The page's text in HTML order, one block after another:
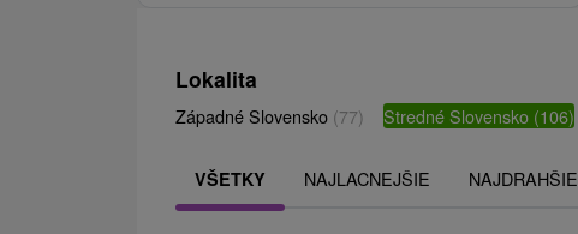
Lokalita
Západné Slovensko (77) Stredné Slovensko (106)
VŠETKY NAJLACNEJŠIE NAJDRAHŠIE